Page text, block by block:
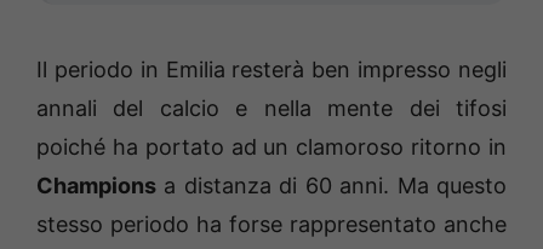
Il periodo in Emilia resterà ben impresso negli
annali del calcio e nella mente dei tifosi
poiché ha portato ad un clamoroso ritorno in
Champions a distanza di 60 anni. Ma questo
stesso periodo ha forse rappresentato anche